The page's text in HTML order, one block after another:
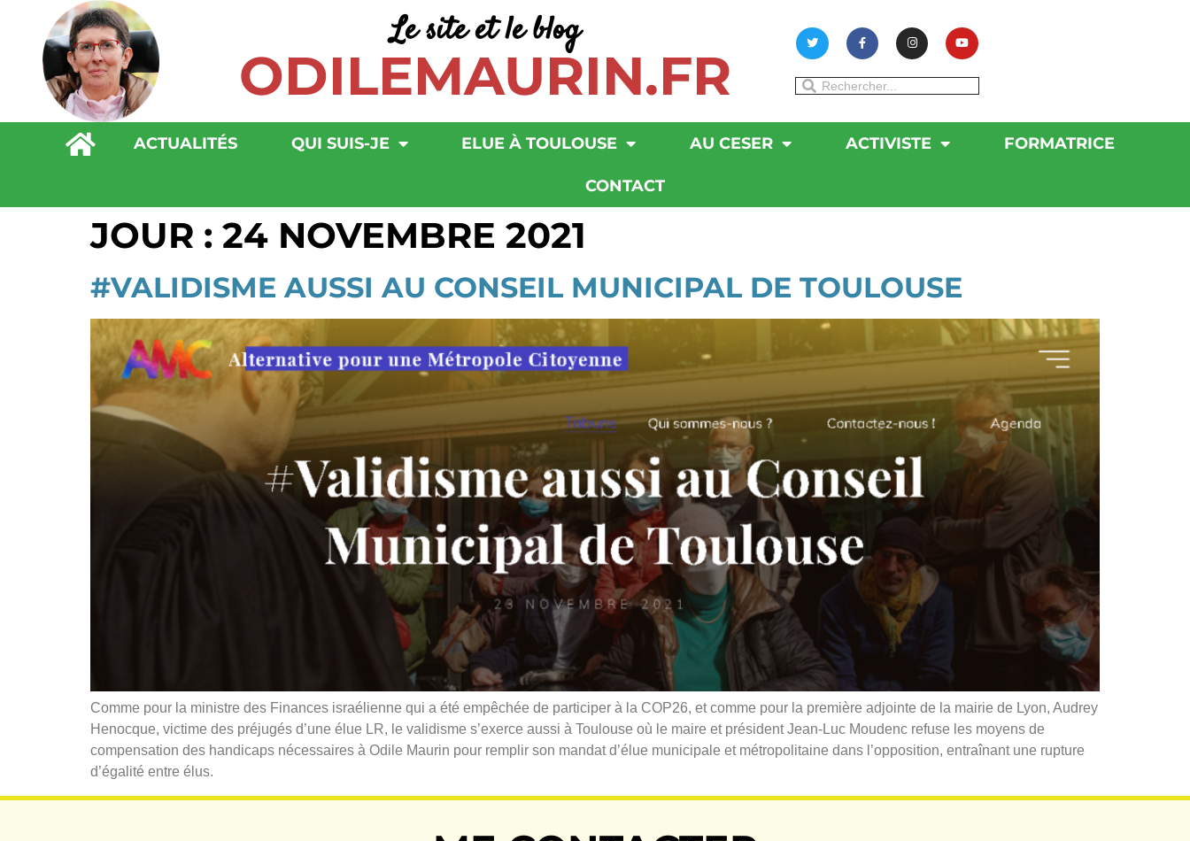
Le site et le blog
ODILEMAURIN.FR
ACTUALITÉS QUI SUIS-JE ELUE À TOULOUSE AU CESER ACTIVISTE FORMATRICE
CONTACT
JOUR : 24 NOVEMBRE 2021
#VALIDISME AUSSI AU CONSEIL MUNICIPAL DE TOULOUSE
Comme pour la ministre des Finances israélienne qui a été empêchée de participer à la COP26, et comme pour la première adjointe de la mairie de Lyon, Audrey
Henocque, victime des préjugés d’une élue LR, le validisme s’exerce aussi à Toulouse où le maire et président Jean-Luc Moudenc refuse les moyens de
compensation des handicaps nécessaires à Odile Maurin pour remplir son mandat d’élue municipale et métropolitaine dans l’opposition, entraînant une rupture
d’égalité entre élus.